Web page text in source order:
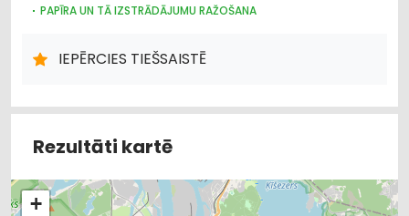
PAPĪRA UN TĀ IZSTRĀDĀJUMU RAŽOŠANA
TIRDZNIECĪBAS IEKĀRTAS
IEPĒRCIES TIEŠSAISTĒ
Rezultāti kartē
+